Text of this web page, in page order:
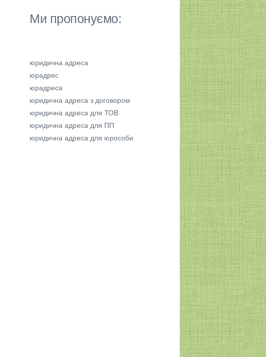
Ми пропонуємо:
юридична адреса
юрадрес
юрадреса
юридична адреса з договором
юридична адреса для ТОВ
юридична адреса для ПП
юридична адреса для юрособи